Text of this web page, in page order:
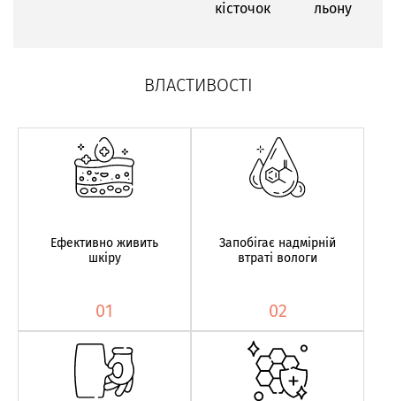
кісточок льону
ВЛАСТИВОСТІ
Ефективно живить
шкіру
01
Запобігає надмірній
втраті вологи
02